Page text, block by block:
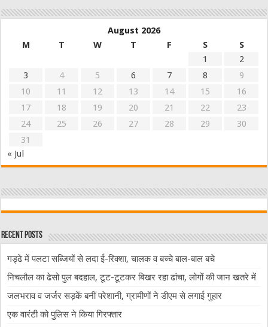
August 2026
M
T W T F S
S
1
2
3
4 5 6 7 8
9
10
11 12 13 14 15
16
17
18 19 20 21 22
23
24
25 26 27 28 29
30
31
« Jul
Recent Posts
गड्ढे में पलटा सब्जियों से लदा ई-रिक्शा, चालक व बच्चे बाल-बाल बचे
निचलौल का ढेसो पुल बदहाल, टूट-टूटकर बिखर रहा ढांचा, लोगों की जान खतरे में
जलभराव व जर्जर सड़कें बनीं परेशानी, ग्रामीणों ने डीएम से लगाई गुहार
एक वारंटी को पुलिस ने किया गिरफ्तार